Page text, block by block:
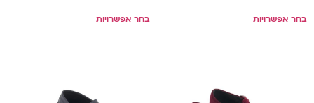
בחר אפשרויות בחר אפשרויות